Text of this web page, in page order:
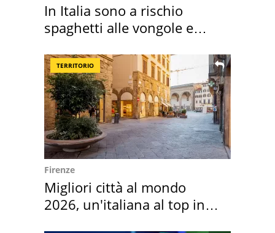
In Italia sono a rischio
spaghetti alle vongole e
TERRITORIO
Firenze
Migliori città al mondo
2026, un'italiana al top in